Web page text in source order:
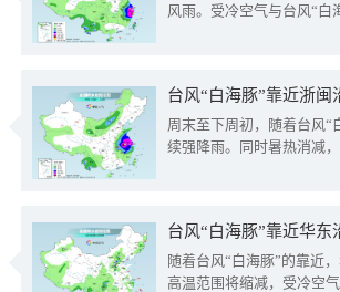
风雨。受冷空气与台风“白
台风“白海豚”靠近浙
周末至下周初，随着台风“
续强降雨。同时暑热消减
台风“白海豚”靠近华
随着台风“白海豚”的靠近
高温范围将缩减，受冷空